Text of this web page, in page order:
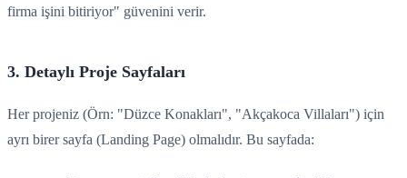
firma işini bitiriyor" güvenini verir.
3. Detaylı Proje Sayfaları
Her projeniz (Örn: "Düzce Konakları", "Akçakoca Villaları") için
ayrı birer sayfa (Landing Page) olmalıdır. Bu sayfada: